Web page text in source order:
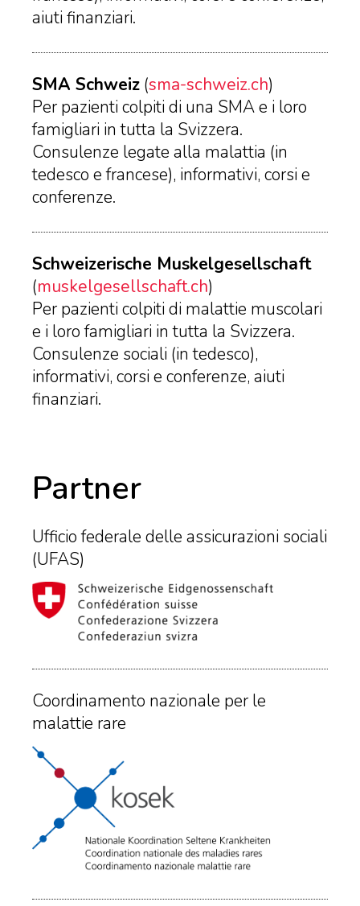
aiuti finanziari.
SMA Schweiz (sma-schweiz.ch)
Per pazienti colpiti di una SMA e i loro
famigliari in tutta la Svizzera.
Consulenze legate alla malattia (in
tedesco e francese), informativi, corsi e
conferenze.
Schweizerische Muskelgesellschaft
(muskelgesellschaft.ch)
Per pazienti colpiti di malattie muscolari
e i loro famigliari in tutta la Svizzera.
Consulenze sociali (in tedesco),
informativi, corsi e conferenze, aiuti
finanziari.
Partner
Ufficio federale delle assicurazioni sociali
(UFAS)
Coordinamento nazionale per le
malattie rare